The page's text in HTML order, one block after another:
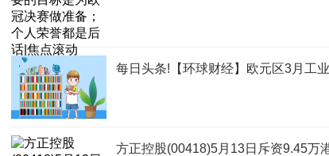
每日头条!【环球财经】欧元区3月工
方正控股(00418)5月13日斥资9.45万